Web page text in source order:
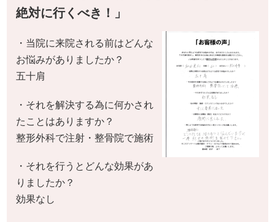
絶対に行くべき！」
・当院に来院される前はどんな
お悩みがありましたか？
五十肩
・それを解決する為に何かされ
たことはありますか？
整形外科で注射・整骨院で施術
・それを行うとどんな効果があ
りましたか？
効果なし